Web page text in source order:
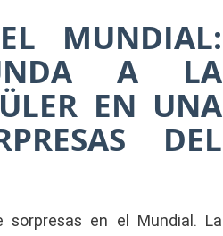
MUNDIAL:
A LA
EN UNA
DEL
en el Mundial. La